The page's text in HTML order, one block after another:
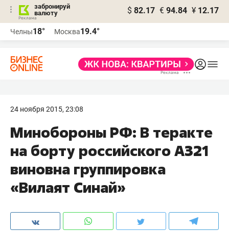
забронируй
валюту
$ 82.17 € 94.84 ¥ 12.17
Челны18° Москва19.4°
24 ноября 2015, 23:08
Минобороны РФ: В теракте
на борту российского A321
виновна группировка
«Вилаят Синай»